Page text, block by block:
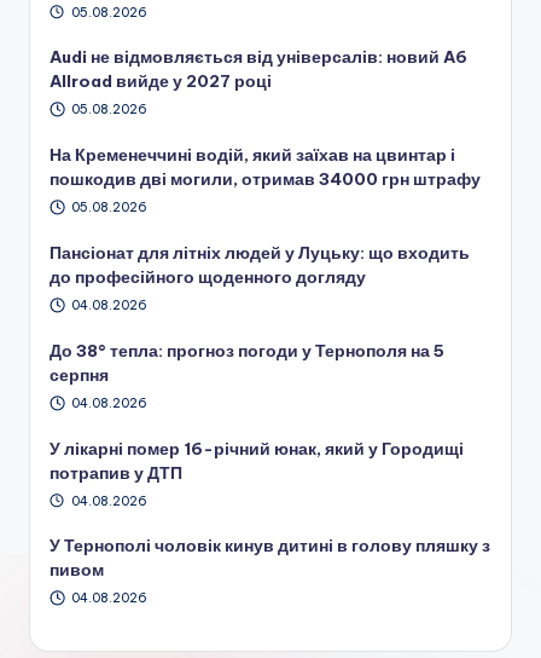
05.08.2026
Audi не відмовляється від універсалів: новий A6
Allroad вийде у 2027 році
05.08.2026
На Кременеччині водій, який заїхав на цвинтар і
пошкодив дві могили, отримав 34000 грн штрафу
05.08.2026
Пансіонат для літніх людей у Луцьку: що входить
до професійного щоденного догляду
04.08.2026
До 38° тепла: прогноз погоди у Тернополя на 5
серпня
04.08.2026
У лікарні помер 16-річний юнак, який у Городищі
потрапив у ДТП
04.08.2026
У Тернополі чоловік кинув дитині в голову пляшку з
пивом
04.08.2026